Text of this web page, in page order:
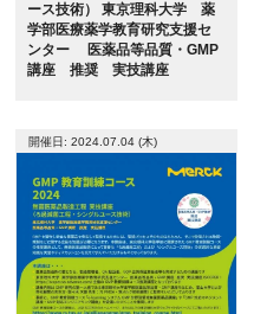
ース技術） 東京理科大学 薬
学部医療薬学教育研究支援セ
ンター 医薬品等品質・GMP
講座 推奨 実技講座
開催日: 2024.07.04 (木)